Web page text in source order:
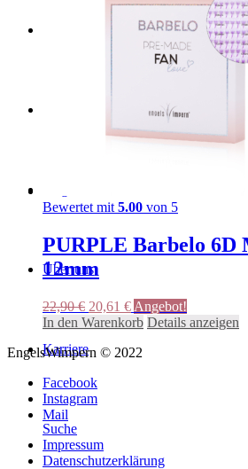
Distributoren
Über uns
Karriere
Suche
Bewertet mit 5.00 von 5
PURPLE Barbelo
12mm
22,90€ Ursprünglicher
Preis
22,90 €
20,61 €Aktueller
Preis
20,61 €.
Angebot!
In den Warenkorb Details anzeigen
EngelsWimpern © 2022
Facebook
Instagram
Mail
Impressum
Datenschutzerklärung